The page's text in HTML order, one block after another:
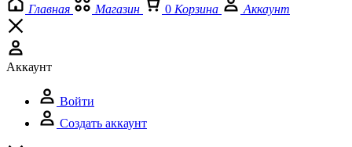
Главная Магазин 0 Корзина Аккаунт
Аккаунт
Войти
Создать аккаунт